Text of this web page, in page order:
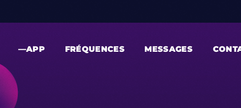
—APP FRÉQUENCES MESSAGES